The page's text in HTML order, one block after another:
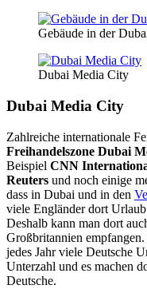
Gebäude in der
Dubai Media City
Dubai Media City
Zahlreiche internationale
Freihandelszone Dubai
Beispiel CNN
Reuters und noch einige
dass in Dubai und in den
viele Engländer dort
Deshalb kann man dort
Großbritannien
jedes Jahr viele Deutsche
Unterzahl und es machen
Deutsche.